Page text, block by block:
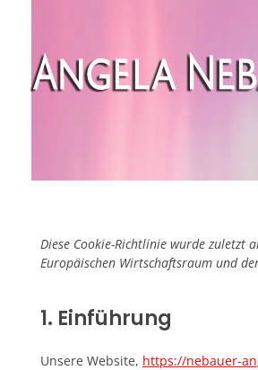
Diese Cookie-Richtlinie wurde
Europäischen Wirtschaftsraum und
1. Einführung
Unsere Website, https://nebauer-